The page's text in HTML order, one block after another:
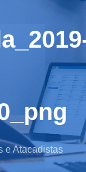
e Atacadistas